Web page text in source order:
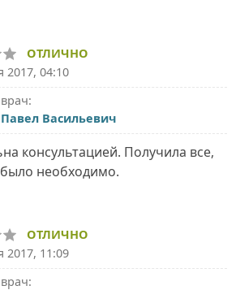
ОТЛИЧНО
2017, 04:10
Васильевич
консультацией. Получила все,
необходимо.
ОТЛИЧНО
2017, 11:09